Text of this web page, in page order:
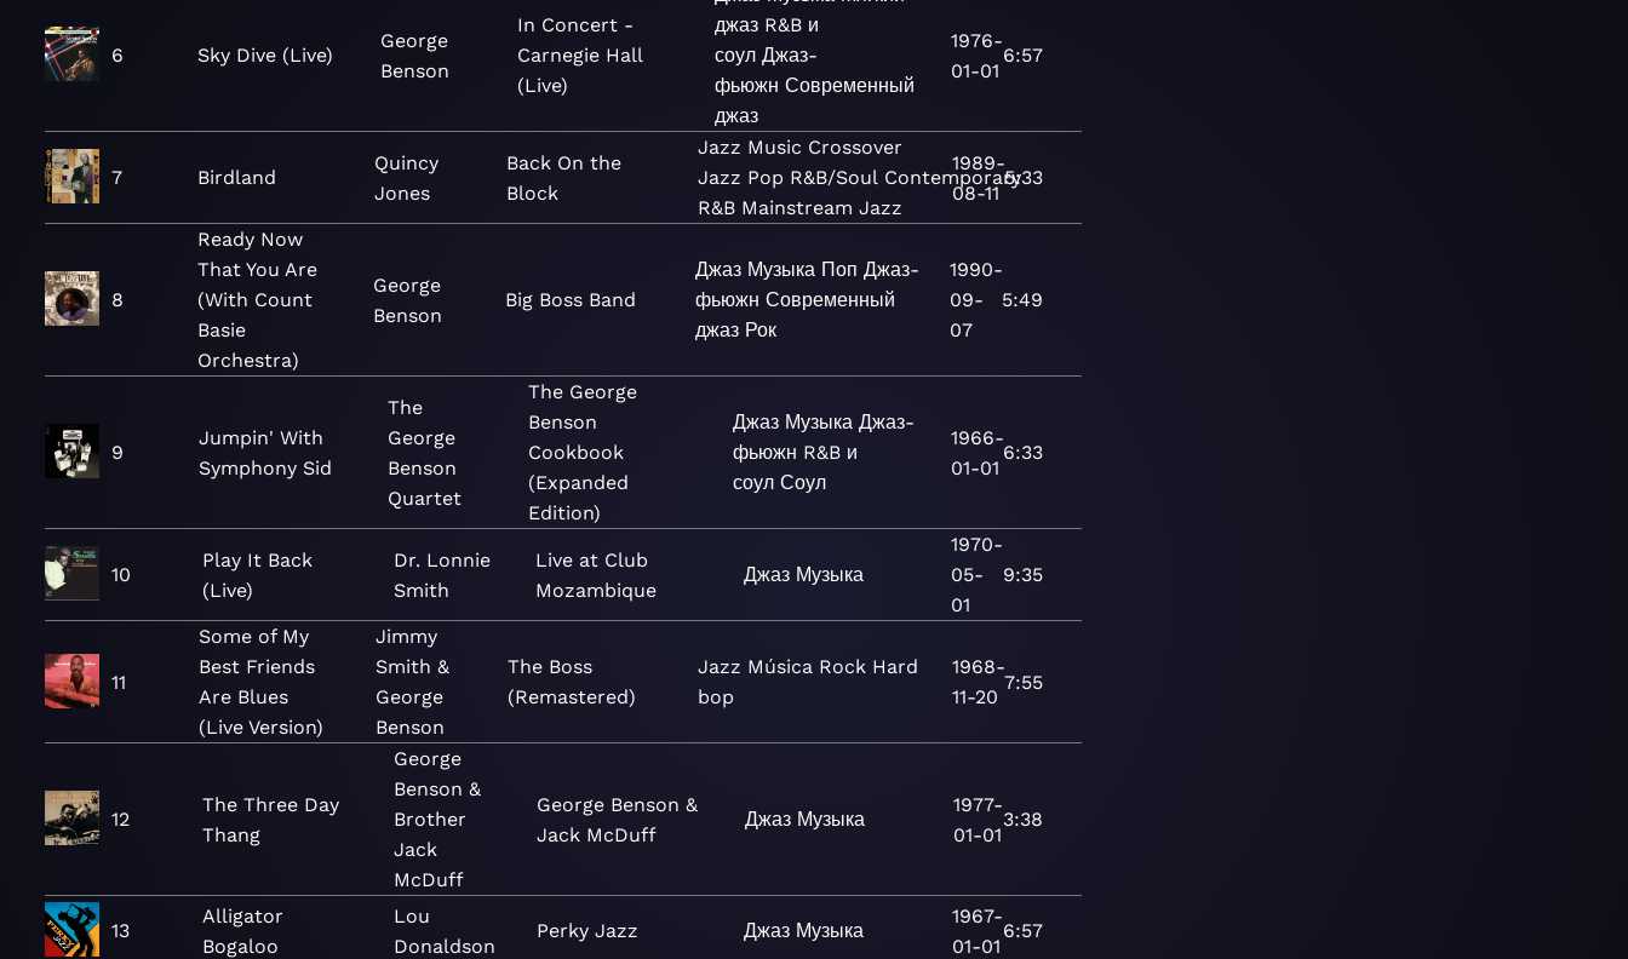
6 Sky Dive (Live)
George
Benson
In Concert -
Carnegie Hall
(Live)
джаз R&B и
соул Джаз-
фьюжн Современный
джаз
1976-
01-01
6:57
7 Birdland
Quincy
Jones
Back On the
Block
Jazz Music Crossover
Jazz Pop R&B/Soul Contemporary
R&B Mainstream Jazz
1989-
08-11
5:33
8
Ready Now
That You Are
(With Count
Basie
Orchestra)
George
Benson
Big Boss Band
Джаз Музыка Поп Джаз-
фьюжн Современный
джаз Рок
1990-
09-
07
5:49
9
Jumpin' With
Symphony Sid
The
George
Benson
Quartet
The George
Benson
Cookbook
(Expanded
Edition)
Джаз Музыка Джаз-
фьюжн R&B и
соул Соул
1966-
01-01
6:33
10
Play It Back
(Live)
Dr. Lonnie
Smith
Live at Club
Mozambique
Джаз Музыка
1970-
05-
01
9:35
11
Some of My
Best Friends
Are Blues
(Live Version)
Jimmy
Smith &
George
Benson
The Boss
(Remastered)
Jazz Música Rock Hard
bop
1968-
11-20
7:55
12
The Three Day
Thang
George
Benson &
Brother
Jack
McDuff
George Benson &
Jack McDuff
Джаз Музыка
1977-
01-01
3:38
13
Alligator
Bogaloo
Lou
Donaldson
Perky Jazz Джаз Музыка
1967-
01-01
6:57